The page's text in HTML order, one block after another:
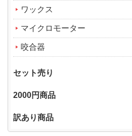
ワックス
マイクロモーター
咬合器
セット売り
2000円商品
訳あり商品